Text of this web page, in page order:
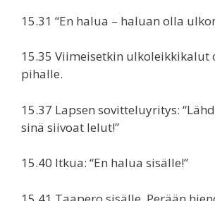
15.31 “En halua – haluan olla
15.35 Viimeisetkin ulkoleikkikalut
pihalle.
15.37 Lapsen sovitteluyritys:
sinä siivoat lelut!”
15.40 Itkua: “En halua sisälle!”